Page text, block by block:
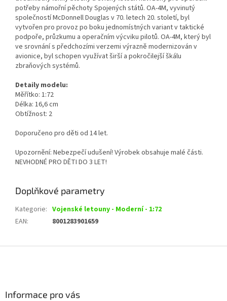
potřeby námořní pěchoty Spojených států. OA-4M, vyvinutý
společností McDonnell Douglas v 70. letech 20. století, byl
vytvořen pro provoz po boku jednomístných variant v taktické
podpoře, průzkumu a operačním výcviku pilotů. OA-4M, který byl
ve srovnání s předchozími verzemi výrazně modernizován v
avionice, byl schopen využívat širší a pokročilejší škálu
zbraňových systémů.
Detaily modelu:
Měřítko: 1:72
Délka: 16,6 cm
Obtížnost: 2
Doporučeno pro děti od 14 let.
Upozornění: Nebezpečí udušení! Výrobek obsahuje malé části.
NEVHODNÉ PRO DĚTI DO 3 LET!
Doplňkové parametry
Kategorie: Vojenské letouny - Moderní - 1:72
EAN: 8001283901659
Informace pro vás